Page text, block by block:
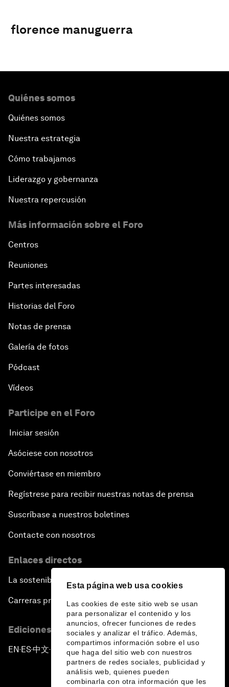
Esta página web usa cookies
Las cookies de este sitio web se usan
para personalizar el contenido y los
anuncios, ofrecer funciones de redes
sociales y analizar el tráfico. Además,
compartimos información sobre el uso
que haga del sitio web con nuestros
partners de redes sociales, publicidad y
análisis web, quienes pueden
combinarla con otra información que les
florence manuguerra
Quiénes somos
Quiénes somos
Nuestra estrategia
Cómo trabajamos
Liderazgo y gobernanza
Nuestra repercusión
Más información sobre el Foro
Centros
Reuniones
Partes interesadas
Historias del Foro
Notas de prensa
Galería de fotos
Pódcast
Vídeos
Participe en el Foro
Iniciar sesión
Asóciese con nosotros
Conviértase en miembro
Regístrese para recibir nuestras notas de prensa
Suscríbase a nuestros boletines
Contacte con nosotros
Enlaces directos
La sostenibilidad en el Foro
Carreras profesionales
Ediciones en otros idiomas
EN ▪ES▪中文▪ 日本語